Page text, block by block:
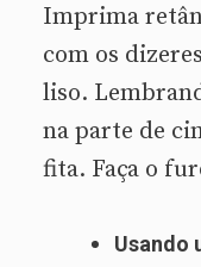
Imprima
com os
liso.
na parte de
fita. Faça o
Usando